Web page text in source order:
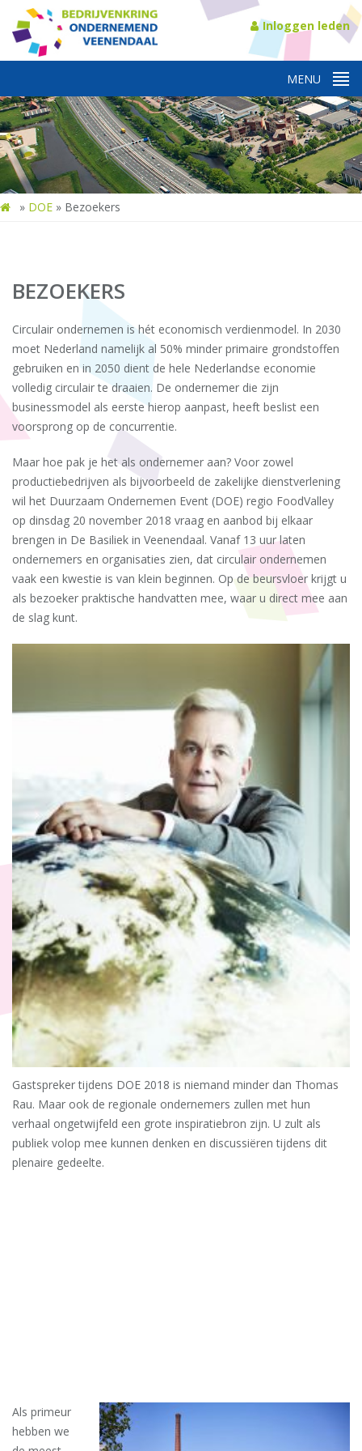
Inloggen leden
» DOE » Bezoekers
BEZOEKERS
Circulair ondernemen is hét economisch verdienmodel. In 2030
moet Nederland namelijk al 50% minder primaire grondstoffen
gebruiken en in 2050 dient de hele Nederlandse economie
volledig circulair te draaien. De ondernemer die zijn
businessmodel als eerste hierop aanpast, heeft beslist een
voorsprong op de concurrentie.
Maar hoe pak je het als ondernemer aan? Voor zowel
productiebedrijven als bijvoorbeeld de zakelijke dienstverlening
wil het Duurzaam Ondernemen Event (DOE) regio FoodValley
op dinsdag 20 november 2018 vraag en aanbod bij elkaar
brengen in De Basiliek in Veenendaal. Vanaf 13 uur laten
ondernemers en organisaties zien, dat circulair ondernemen
vaak een kwestie is van klein beginnen. Op de beursvloer krijgt u
als bezoeker praktische handvatten mee, waar u direct mee aan
de slag kunt.
Gastspreker tijdens DOE 2018 is niemand minder dan Thomas
Rau. Maar ook de regionale ondernemers zullen met hun
verhaal ongetwijfeld een grote inspiratiebron zijn. U zult als
publiek volop mee kunnen denken en discussiëren tijdens dit
plenaire gedeelte.
Als primeur
hebben we